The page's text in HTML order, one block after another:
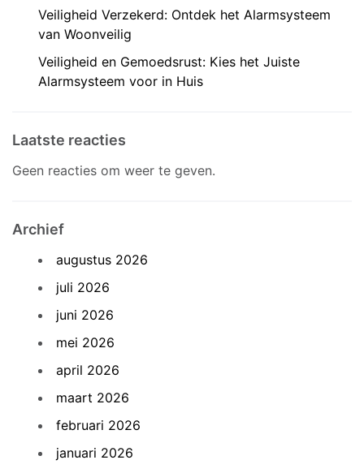
Veiligheid Verzekerd: Ontdek het Alarmsysteem
van Woonveilig
Veiligheid en Gemoedsrust: Kies het Juiste
Alarmsysteem voor in Huis
Laatste reacties
Geen reacties om weer te geven.
Archief
augustus 2026
juli 2026
juni 2026
mei 2026
april 2026
maart 2026
februari 2026
januari 2026